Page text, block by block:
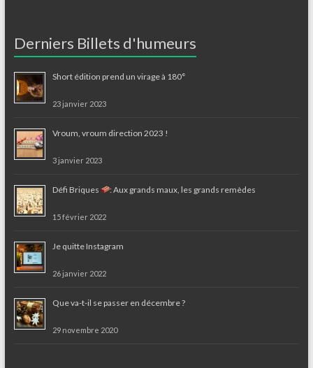
Derniers Billets d'humeurs
Short édition prend un virage à 180°
23 janvier 2023
Vroum, vroum direction 2023 !
3 janvier 2023
Défi Briques : Aux grands maux, les grands remèdes
15 février 2022
Je quitte Instagram
26 janvier 2022
Que va-t-il se passer en décembre ?
29 novembre 2020